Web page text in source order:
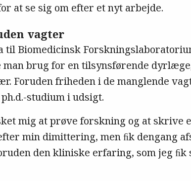
at se sig om efter et nyt arbejde.
vagter
til Biomedicinsk
man brug for en tilsynsførende
Foruden friheden i de manglende
studium i udsigt.
mig at prøve forskning og at skrive
min dimittering, men ﬁk dengang
den kliniske erfaring, som jeg